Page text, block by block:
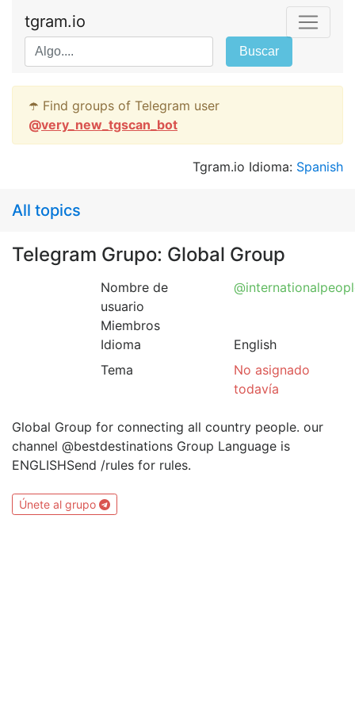
tgram.io
Buscar
☂️ Find groups of Telegram user
@very_new_tgscan_bot
Tgram.io Idioma: Spanish
All topics
Telegram Grupo: Global Group
Nombre de
usuario
Miembros
Idioma
English
Tema
No asignado
todavía
Global Group for connecting all country people. our
channel @bestdestinations Group Language is
ENGLISHSend /rules for rules.
Únete al grupo